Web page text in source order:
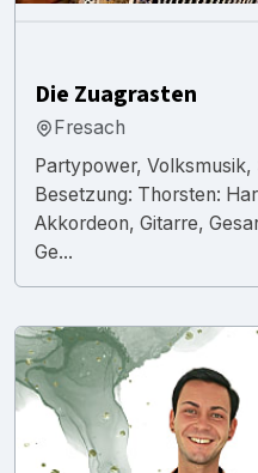
Die Zuagrasten
Fresach
Partypower, Volksmusik,
Besetzung: Thorsten:
Akkordeon, Gitarre,
Ge...